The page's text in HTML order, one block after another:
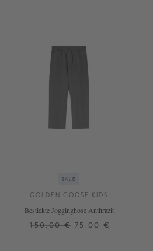
SALE
GOLDEN GOOSE KIDS
Bestickte Jogginghose Anthrazit
150,00 € 75,00 €